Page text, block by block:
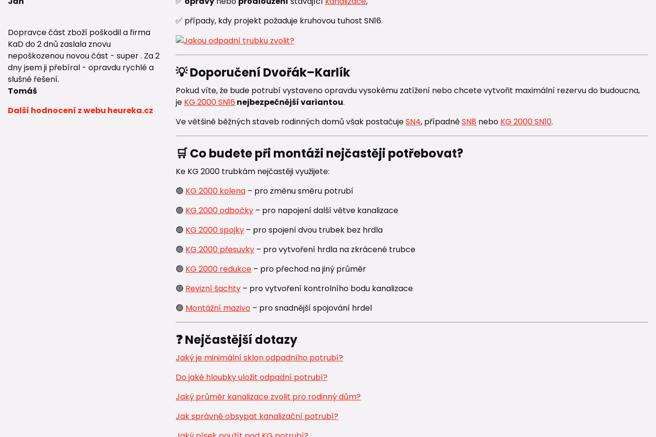
Dopravce část zboží poškodil a firma
KaD do 2 dnů zaslala znovu
nepoškozenou novou část - super . Za 2
dny jsem ji přebíral - opravdu rychlé a
slušné řešení.
Tomáš
Další hodnocení z webu heureka.cz
✅ případy, kdy projekt požaduje kruhovou tuhost SN16.
💡 Doporučení Dvořák–Karlík
Pokud víte, že bude potrubí vystaveno opravdu vysokému zatížení nebo chcete vytvořit maximální rezervu do budoucna,
je KG 2000 SN16 nejbezpečnější variantou.
Ve většině běžných staveb rodinných domů však postačujeSN4, případněSN8 nebo KG 2000 SN10.
🛒 Co budete při montáži nejčastěji potřebovat?
Ke KG 2000 trubkám nejčastěji využijete:
🟢 KG 2000 kolena– pro změnu směru potrubí
🟢 KG 2000 odbočky– pro napojení další větve kanalizace
🟢 KG 2000 spojky– pro spojení dvou trubek bez hrdla
🟢 KG 2000 přesuvky– pro vytvoření hrdla na zkrácené trubce
🟢 KG 2000 redukce– pro přechod na jiný průměr
🟢 Revizní šachty– pro vytvoření kontrolního bodu kanalizace
🟢 Montážní mazivo– pro snadnější spojování hrdel
❓ Nejčastější dotazy
Jaký je minimální sklon odpadního potrubí?
Do jaké hloubky uložit odpadní potrubí?
Jaký průměr kanalizace zvolit pro rodinný dům?
Jak správně obsypat kanalizační potrubí?